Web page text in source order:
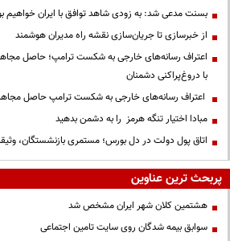
بسنت مدعی شد: به زودی شاهد توافق با ایران خواهیم
از خبرسازی تا جریان‌سازی نقشه راه مدیران هوشمند
اعتراف رسانه‌های خارجی به شکست ترامپ؛ حاصل
با دروغ‌پراکنی دشمنان
اعتراف رسانه‌های خارجی به شکست ترامپ حاصل
مبادا اختیار تنگه هرمز را به دشمن بدهید
اتاق پول دولت در دل بورس؛ مستمری بازنشستگان،
پربحث ترین عناوین
هشتمین کلان شهر ایران مشخص شد
سوابق بیمه شدگان روی سایت تامین اجتماعی